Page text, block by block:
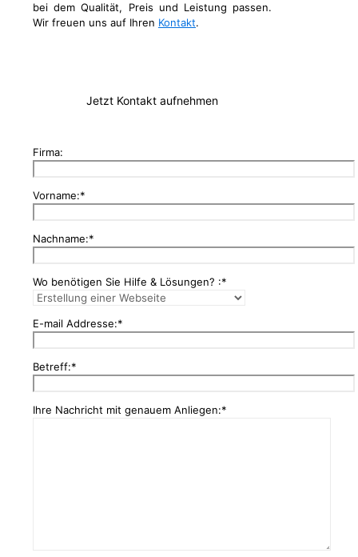
bei dem Qualität, Preis und Leistung passen.
Wir freuen uns auf Ihren Kontakt.
Jetzt Kontakt aufnehmen
Firma:
Vorname:*
Nachname:*
Wo benötigen Sie Hilfe & Lösungen? :*
E-mail Addresse:*
Betreff:*
Ihre Nachricht mit genauem Anliegen:*